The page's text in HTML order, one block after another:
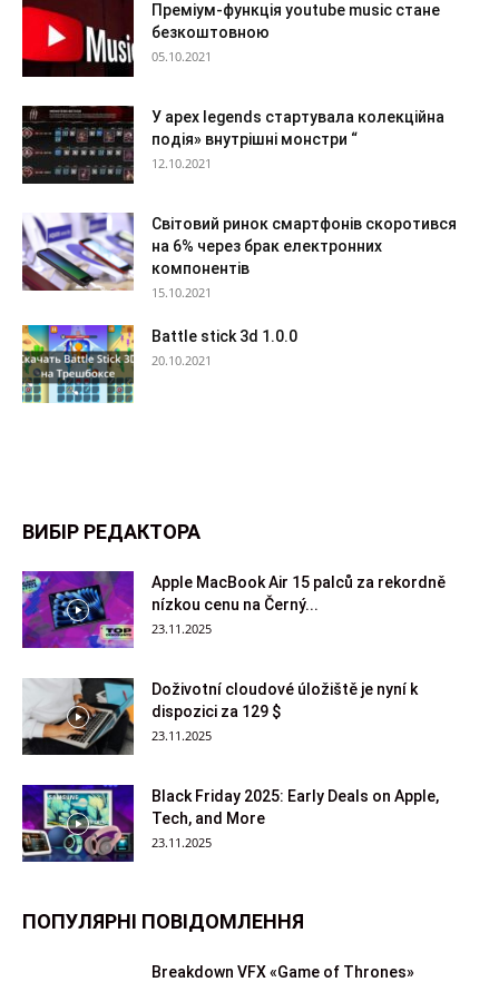
Преміум-функція youtube music стане
безкоштовною
05.10.2021
У apex legends стартувала колекційна
подія» внутрішні монстри “
12.10.2021
Світовий ринок смартфонів скоротився
на 6% через брак електронних
компонентів
15.10.2021
Battle stick 3d 1.0.0
20.10.2021
ВИБІР РЕДАКТОРА
Apple MacBook Air 15 palců za rekordně
nízkou cenu na Černý...
23.11.2025
Doživotní cloudové úložiště je nyní k
dispozici za 129 $
23.11.2025
Black Friday 2025: Early Deals on Apple,
Tech, and More
23.11.2025
ПОПУЛЯРНІ ПОВІДОМЛЕННЯ
Breakdown VFX «Game of Thrones»